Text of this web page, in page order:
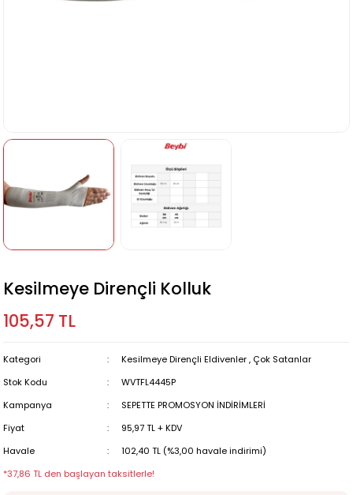
Kesilmeye Dirençli Kolluk
105,57 TL
Kategori Kesilmeye Dirençli Eldivenler, Çok Satanlar
Stok Kodu
WVTFL4445P
Kampanya
SEPETTE PROMOSYON İNDİRİMLERİ
Fiyat
95,97 TL + KDV
Havale
102,40 TL (%3,00 havale indirimi)
*37,86 TL den başlayan taksitlerle!